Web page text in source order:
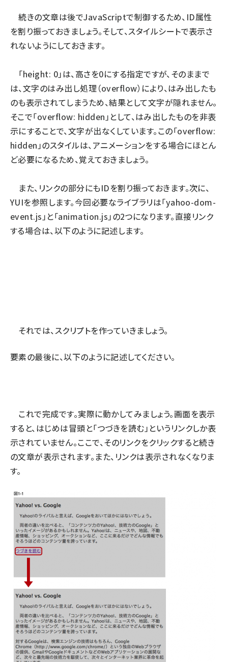
続きの文章は後でJavaScriptで制御するため、ID属性
を割り振っておきましょう。そして、スタイルシートで表示さ
れないようにしておきます。
「height: 0」は、高さを0にする指定ですが、そのままで
は、文字のはみ出し処理（overflow）により、はみ出したも
のも表示されてしまうため、結果として文字が隠れません。
そこで「overflow: hidden」として、はみ出したものを非表
示にすることで、文字が出なくしています。この「overflow:
hidden」のスタイルは、アニメーションをする場合にほとん
ど必要になるため、覚えておきましょう。
また、リンクの部分にもIDを割り振っておきます。次に、
YUIを参照します。今回必要なライブラリは「yahoo-dom-
event.js」と「animation.js」の2つになります。直接リンク
する場合は、以下のように記述します。
それでは、スクリプトを作っていきましょう。
要素の最後に、以下のように記述してください。
これで完成です。実際に動かしてみましょう。画面を表示
すると、はじめは冒頭と「つづきを読む」というリンクしか表
示されていません。ここで、そのリンクをクリックすると続き
の文章が表示されます。また、リンクは表示されなくなりま
す。